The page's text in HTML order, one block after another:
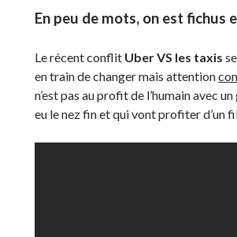
En peu de mots, on est fichus
Le récent conflit Uber VS les taxis
en train de changer mais attention
n’est pas au profit de l’humain avec
eu le nez fin et qui vont profiter d’un